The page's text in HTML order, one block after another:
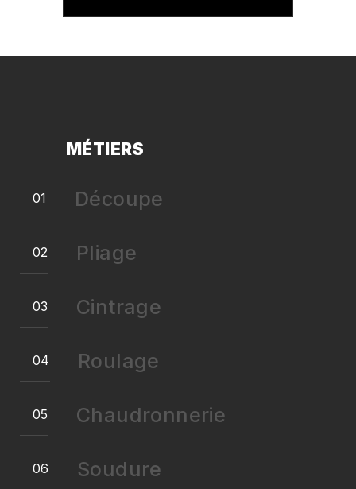
MÉTIERS
Découpe
Pliage
Cintrage
Roulage
Chaudronnerie
Soudure